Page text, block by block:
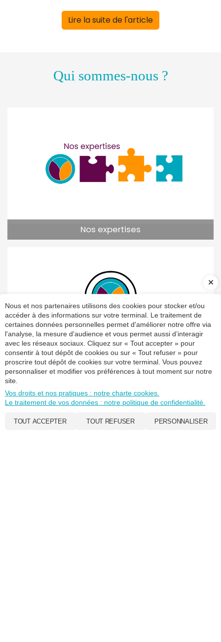
Lire la suite de l'article
Qui sommes-nous ?
Nos expertises
Où nous trouver ?
Nous et nos partenaires utilisons des cookies pour stocker et/ou
accéder à des informations sur votre terminal. Le traitement de
certaines données personnelles permet d'améliorer notre offre via
l'analyse, la mesure d'audience et vous permet aussi d’interagir
avec les réseaux sociaux. Cliquez sur « Tout accepter » pour
consentir à tout dépôt de cookies ou sur « Tout refuser » pour
proscrire tout dépôt de cookies sur votre terminal. Vous pouvez
personnaliser et modifier vos préférences à tout moment sur notre
site.
Vos droits et nos pratiques : notre charte cookies.
Le traitement de vos données : notre politique de confidentialité.
TOUT ACCEPTER TOUT REFUSER PERSONNALISER